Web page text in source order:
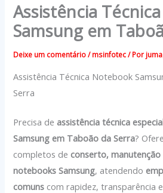
Assistência
Samsung em
Deixe um comentário /msinfotec/ Por
Assistência Técnica Notebook
Serra
Precisa de assistência técnica
Samsung em Taboão da Serra?
completos de conserto,
notebooks Samsung, atendendo
comuns com rapidez, transparência